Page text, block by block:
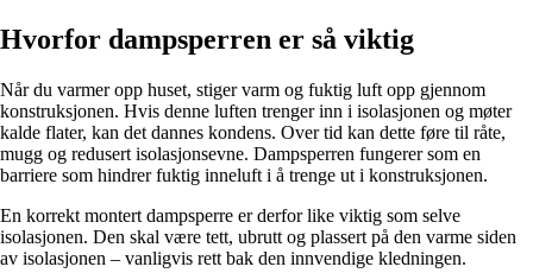
Hvorfor dampsperren er så viktig
Når du varmer opp huset, stiger varm og fuktig luft opp gjennom
konstruksjonen. Hvis denne luften trenger inn i isolasjonen og møter
kalde flater, kan det dannes kondens. Over tid kan dette føre til råte,
mugg og redusert isolasjonsevne. Dampsperren fungerer som en
barriere som hindrer fuktig inneluft i å trenge ut i konstruksjonen.
En korrekt montert dampsperre er derfor like viktig som selve
isolasjonen. Den skal være tett, ubrutt og plassert på den varme siden
av isolasjonen – vanligvis rett bak den innvendige kledningen.